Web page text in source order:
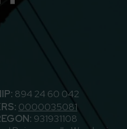
894 24 60 042
0000035081
931931108